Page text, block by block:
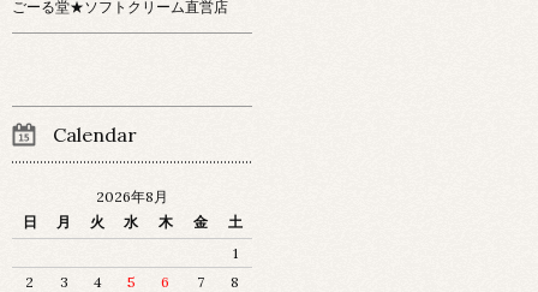
ごーる堂★ソフトクリーム直営店
Calendar
2026年8月
日
月 火 水 木 金
土
1
2
3 4 5 6 7
8